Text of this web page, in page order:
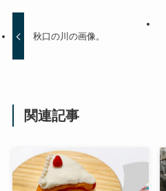
秋口の川の画像。
関連記事